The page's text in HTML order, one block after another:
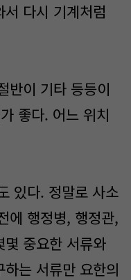
다시 기계처럼
반이 기타 등등이
좋다. 어느 위치
있다. 정말로 사소
에 행정병, 행정관,
중요한 서류와
는 서류만 요한의